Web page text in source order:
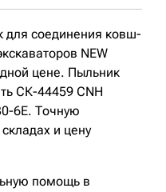
для соединения ковш-
NEW
цене. Пыльник
СК-44459 CNH
6E. Точную
и цену
помощь в